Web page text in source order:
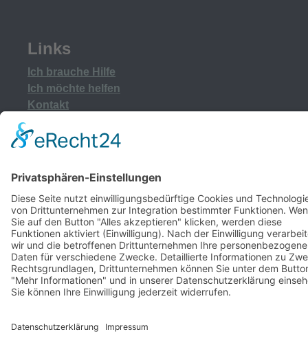
Links
Ich brauche Hilfe
Ich möchte helfen
Kontakt
Weitere Links
Kur nach Krebs
Stiftung
Spenden
Charity-Aktion
Newsletter
Wegweiser
Copyright 2025, Rexrodt von Fircks Stiftung